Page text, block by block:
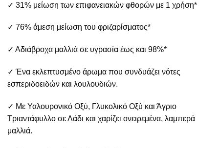
✓ 31% μείωση των επιφανειακών φθορών με 1 χρήση*
✓ 76% άμεση μείωση του φριζαρίσματος*
✓ Αδιάβροχα μαλλιά σε υγρασία έως και 98%*
✓ Ένα εκλεπτυσμένο άρωμα που συνδυάζει νότες
εσπεριδοειδών και λουλουδιών.
✓ Με Υαλουρονικό Οξύ, Γλυκολικό Οξύ και Άγριο
Τριαντάφυλλο σε Λάδι και χαρίζει ονειρεμένα, λαμπερά
μαλλιά.